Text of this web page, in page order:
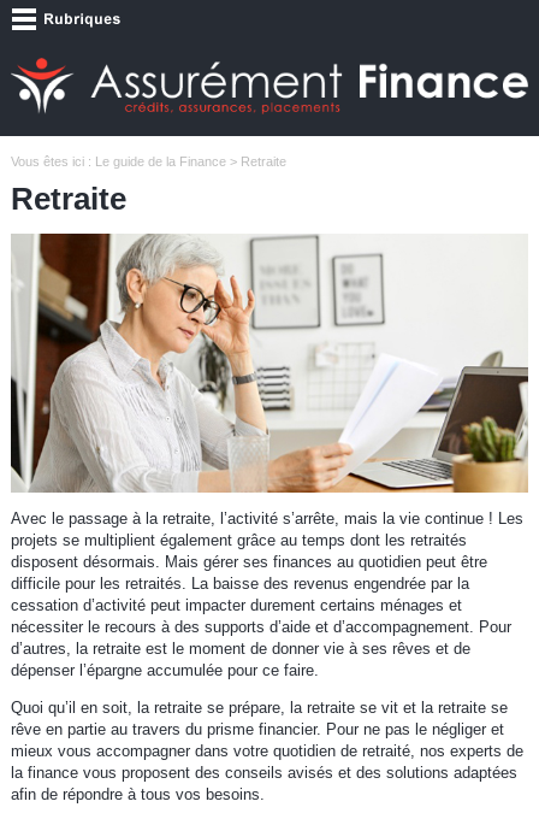
Vous êtes ici : Le guide de la Finance> Retraite
Retraite
Avec le passage à la retraite, l’activité s’arrête, mais la vie continue ! Les
projets se multiplient également grâce au temps dont les retraités
disposent désormais. Mais gérer ses finances au quotidien peut être
difficile pour les retraités. La baisse des revenus engendrée par la
cessation d’activité peut impacter durement certains ménages et
nécessiter le recours à des supports d’aide et d’accompagnement. Pour
d’autres, la retraite est le moment de donner vie à ses rêves et de
dépenser l’épargne accumulée pour ce faire.
Quoi qu’il en soit, la retraite se prépare, la retraite se vit et la retraite se
rêve en partie au travers du prisme financier. Pour ne pas le négliger et
mieux vous accompagner dans votre quotidien de retraité, nos experts de
la finance vous proposent des conseils avisés et des solutions adaptées
afin de répondre à tous vos besoins.